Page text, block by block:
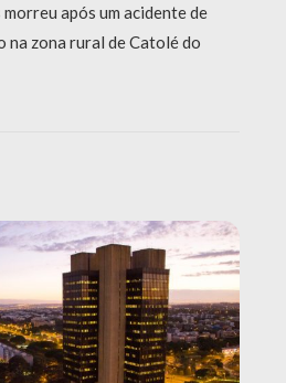
morreu após um acidente de
zona rural de Catolé do